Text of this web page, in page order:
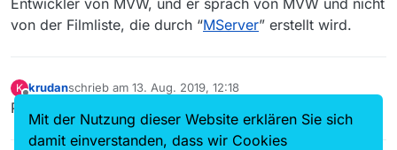
von der Filmliste, die durch “MServer” erstellt wird.
K krudanschrieb am 13. Aug. 2019, 12:18
zuletzt editiert von
Passiert. Danke trotzdem für Eure Bemühungen.
Mit der Nutzung dieser Website erklären Sie sich
damit einverstanden, dass wir Cookies